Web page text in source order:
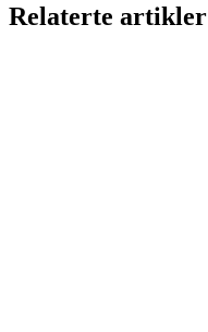
Relaterte artikler